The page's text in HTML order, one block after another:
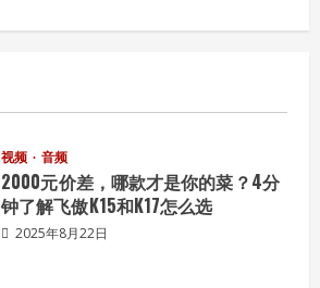
视频 音频
2000元价差，哪款才是你的菜？4分
钟了解飞傲K15和K17怎么选
2025年8月22日